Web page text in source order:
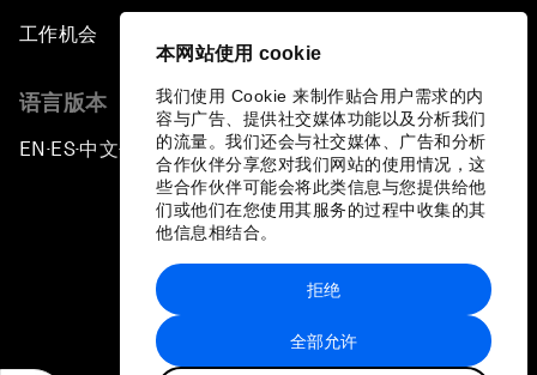
本网站使用 cookie
我们使用 Cookie 来制作贴合用户需求的内
容与广告、提供社交媒体功能以及分析我们
的流量。我们还会与社交媒体、广告和分析
合作伙伴分享您对我们网站的使用情况，这
些合作伙伴可能会将此类信息与您提供给他
们或他们在您使用其服务的过程中收集的其
他信息相结合。
全部允许
拒绝
工作机会
语言版本
EN ▪ ES▪中文▪ 日本語
站点地图